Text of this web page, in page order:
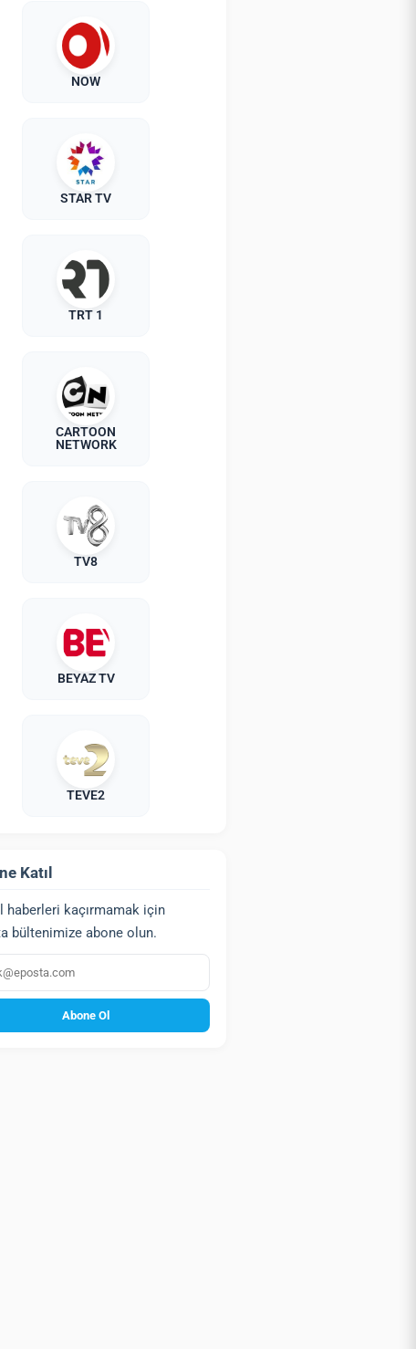
NOW
STAR TV
TRT 1
CARTOON
NETWORK
TV8
BEYAZ TV
TEVE2
Katıl
haberleri kaçırmamak için
bültenimize abone olun.
Abone Ol